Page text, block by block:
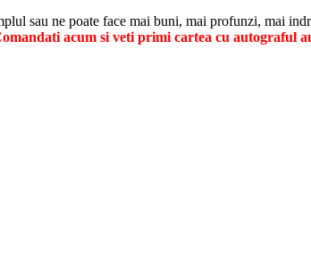
sau ne poate face mai buni, mai profunzi, mai
acum si veti primi cartea cu autograful